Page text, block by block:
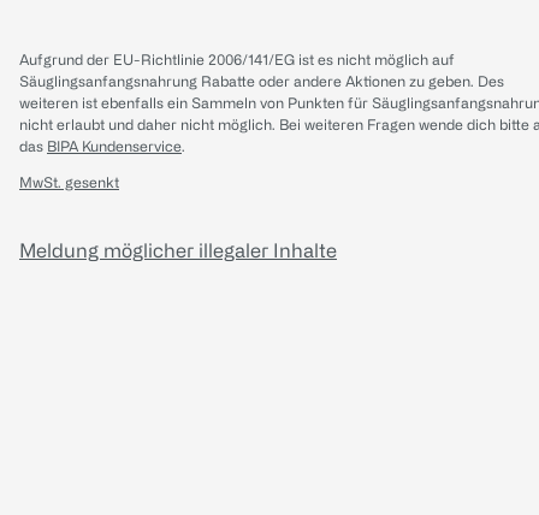
Aufgrund der EU-Richtlinie 2006/141/EG ist es nicht möglich auf
Säuglingsanfangsnahrung Rabatte oder andere Aktionen zu geben. Des
weiteren ist ebenfalls ein Sammeln von Punkten für
nicht erlaubt und daher nicht möglich. Bei weiteren Fragen wende dich bitte
das BIPA Kundenservice.
MwSt. gesenkt
Meldung möglicher illegaler Inhalte